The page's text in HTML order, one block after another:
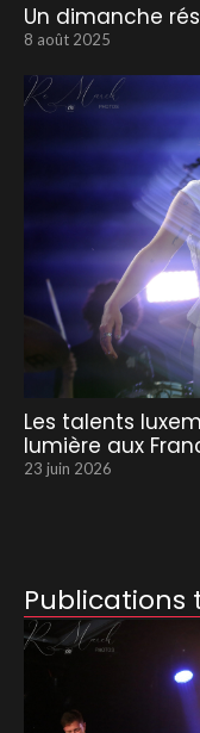
Un dimanche
8 août 2025
Les talents
lumière aux
23 juin 2026
Publications